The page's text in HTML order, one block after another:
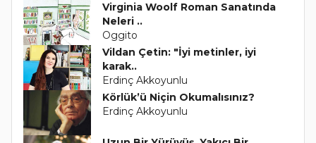
Virginia Woolf Roman Sanatında
Neleri ..
Oggito
Vildan Çetin: "İyi metinler, iyi
karak..
Erdinç Akkoyunlu
Körlük’ü Niçin Okumalısınız?
Erdinç Akkoyunlu